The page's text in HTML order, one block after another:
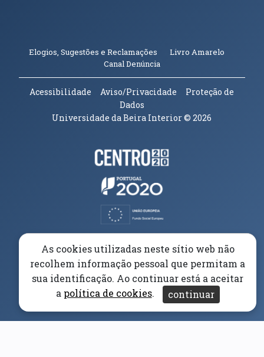
Elogios, Sugestões e Reclamações Livro Amarelo
Canal Denúncia(abre em nova janela)
Acessibilidade Aviso/Privacidade
Proteção de
Dados
Universidade da Beira Interior© 2026
Parceiros e Financiadores
(abre em nova janela)
(abre em nova janela)
As cookies utilizadas neste sítio web não
recolhem informação pessoal que permitam a
sua identificação. Ao continuar está a aceitar
a política de cookies. continuar